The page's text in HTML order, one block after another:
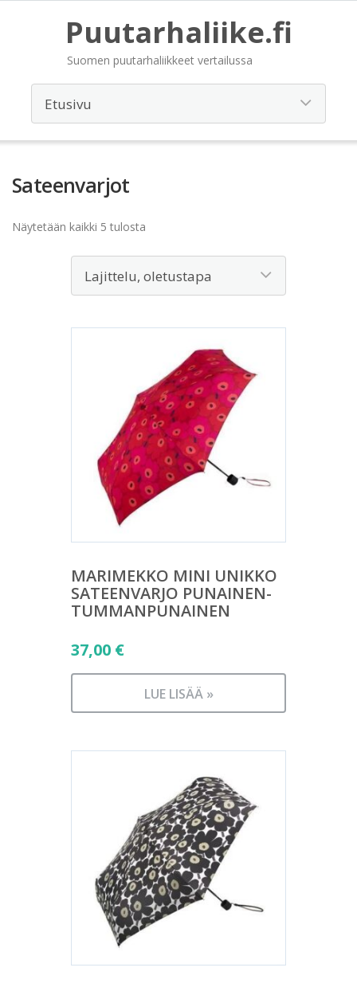
Puutarhaliike.fi
Suomen puutarhaliikkeet vertailussa
Sateenvarjot
Näytetään kaikki 5 tulosta
MARIMEKKO MINI UNIKKO
SATEENVARJO PUNAINEN-
TUMMANPUNAINEN
37,00 €
LUE LISÄÄ »